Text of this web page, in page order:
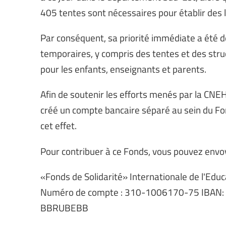
405 tentes sont nécessaires pour établir
Par conséquent, sa priorité immédiate a été
temporaires, y compris des tentes et des
pour les enfants, enseignants et parents.
Afin de soutenir les efforts menés par la
créé un compte bancaire séparé au sein du
cet effet.
Pour contribuer à ce Fonds, vous pouvez
«Fonds de Solidarité» Internationale de
Numéro de compte : 310-1006170-75 IBAN:
BBRUBEBB